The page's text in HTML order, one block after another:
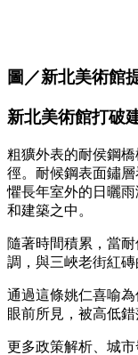
圖／新北美術館
新北美術館打破
粗獷外表的耐侯鋼
徑。耐候鋼表面鏽
懼長年室外的日曬
和建築之中。
隨著時間積累，當
調，與三峽老街紅磚
通過這條姚仁喜喻
眼前所見，被高低
更多政策解析、城